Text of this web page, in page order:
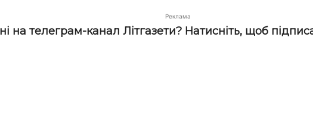
Реклама
на телеграм-канал Літгазети? Натисніть, щоб